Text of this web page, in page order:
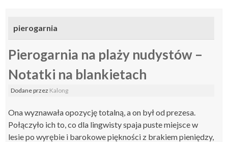
content
pierogarnia
Pierogarnia na plaży nudystów –
Notatki na blankietach
Dodaneprzez Kalong
Ona wyznawała opozycję totalną, a on był od prezesa.
Połączyło ich to, co dla lingwisty spaja puste miejsce w
lesie po wyrębie i barokowe piękności z brakiem pieniędzy,